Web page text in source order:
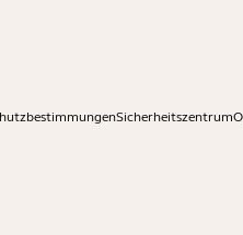
Sicherheitszentrum